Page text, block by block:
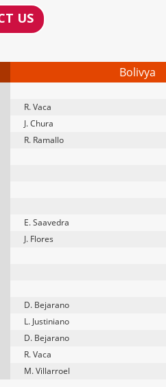
US
Bolivya
R. Vaca
J. Chura
R. Ramallo
E. Saavedra
J. Flores
D. Bejarano
L. Justiniano
D. Bejarano
R. Vaca
M. Villarroel